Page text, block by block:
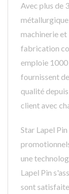
Avec plus de
machinerie
fabrication
emploie
fournissent
qualité
client avec
Star Lapel
une
Lapel Pin
sont